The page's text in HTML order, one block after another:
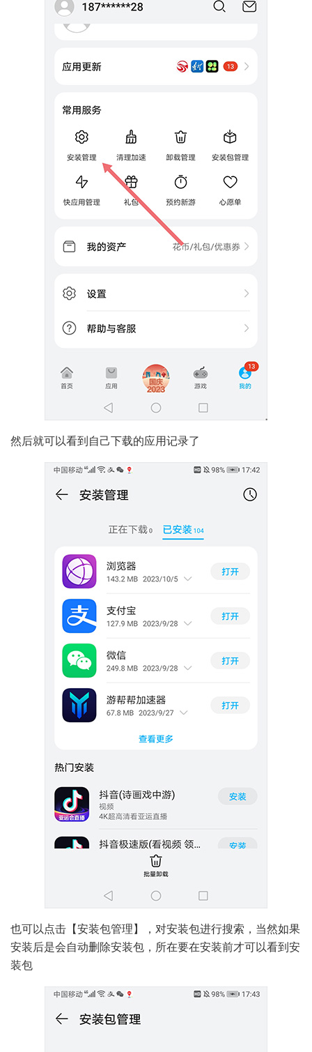
然后就可以看到自己下载的应用记录了
也可以点击【安装包管理】，对安装包进行搜索，当然如果
安装后是会自动删除安装包，所在要在安装前才可以看到安
装包